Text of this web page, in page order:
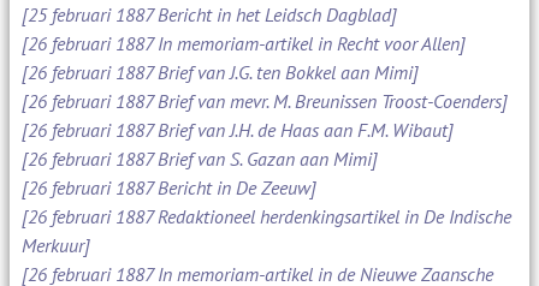
[25 februari 1887 Bericht in het Leidsch Dagblad]
[26 februari 1887 In memoriam-artikel in Recht voor Allen]
[26 februari 1887 Brief van J.G. ten Bokkel aan Mimi]
[26 februari 1887 Brief van mevr. M. Breunissen Troost-Coenders]
[26 februari 1887 Brief van J.H. de Haas aan F.M. Wibaut]
[26 februari 1887 Brief van S. Gazan aan Mimi]
[26 februari 1887 Bericht in De Zeeuw]
[26 februari 1887 Redaktioneel herdenkingsartikel in De Indische
Merkuur]
[26 februari 1887 In memoriam-artikel in de Nieuwe Zaansche